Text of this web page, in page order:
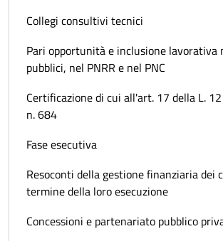
Collegi consultivi tecnici
Pari opportunità e inclusione
pubblici, nel PNRR e nel PNC
Certificazione di cui all'art. 17 della L.
n. 684
Fase esecutiva
Resoconti della gestione finanziaria dei
termine della loro esecuzione
Concessioni e partenariato pubblico